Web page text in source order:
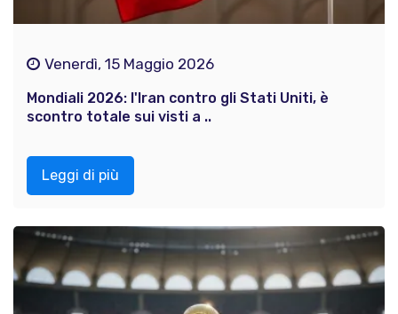
Venerdì, 15 Maggio 2026
Mondiali 2026: l'Iran contro gli Stati Uniti, è
scontro totale sui visti a ..
Leggi di più